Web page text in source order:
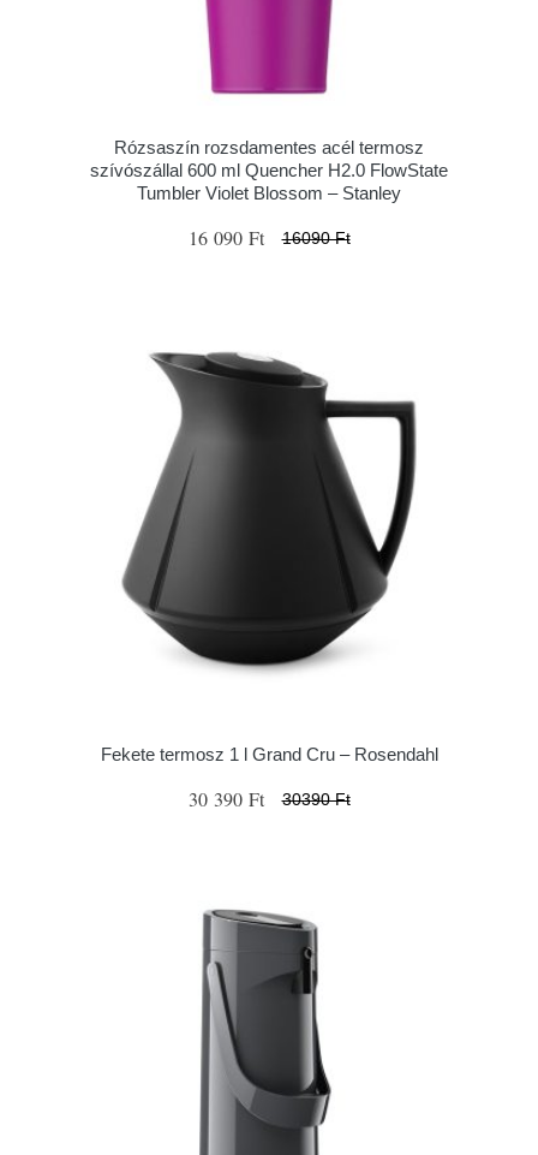
Rózsaszín rozsdamentes acél termosz
szívószállal 600 ml Quencher H2.0 FlowState
Tumbler Violet Blossom – Stanley
16 090 Ft 16090 Ft
Fekete termosz 1 l Grand Cru – Rosendahl
30 390 Ft 30390 Ft